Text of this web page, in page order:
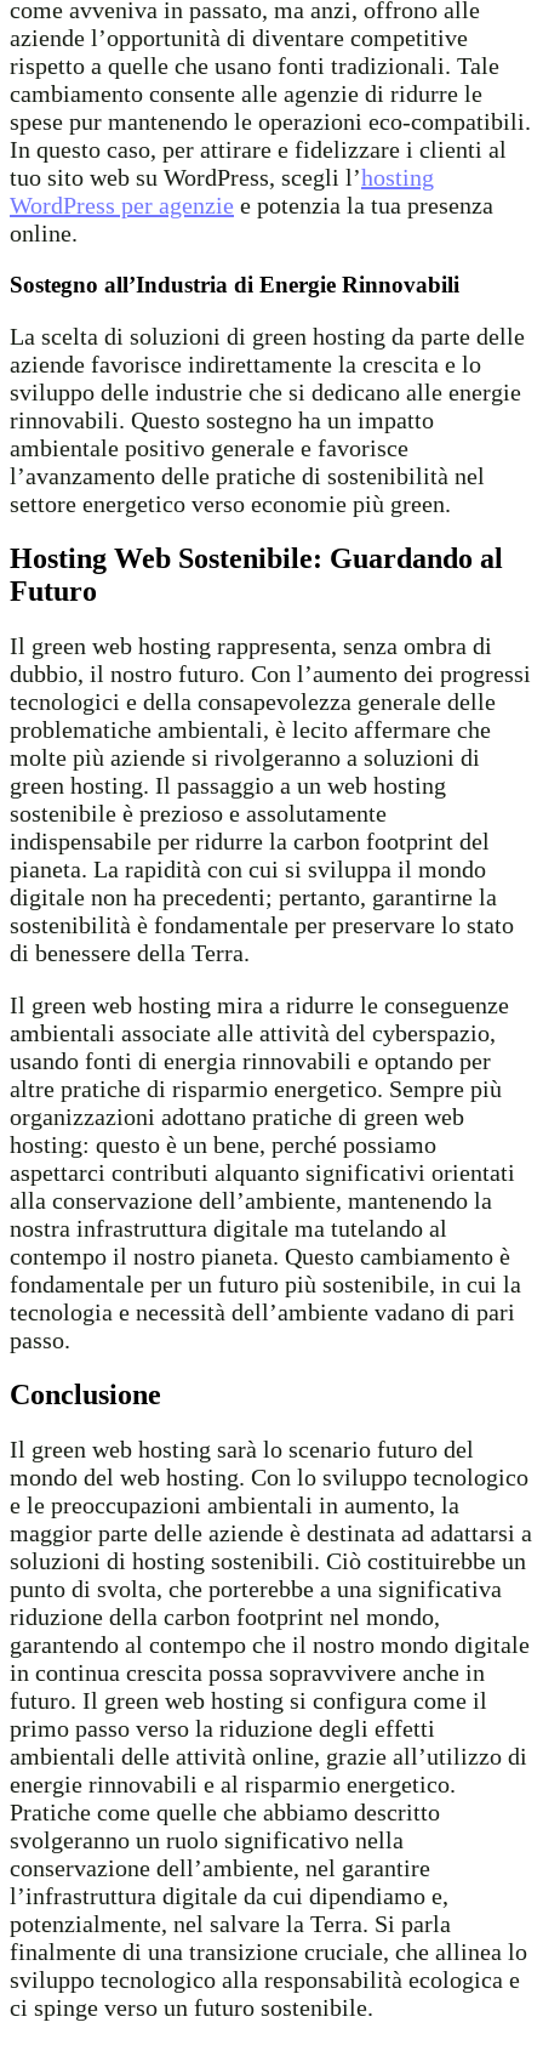
come avveniva in passato, ma anzi, offrono alle
aziende l’opportunità di diventare competitive
rispetto a quelle che usano fonti tradizionali. Tale
cambiamento consente alle agenzie di ridurre le
spese pur mantenendo le operazioni eco-compatibili.
In questo caso, per attirare e fidelizzare i clienti al
tuo sito web su WordPress, scegli l’hosting
WordPress per agenzie e potenzia la tua presenza
online.
Sostegno all’Industria di Energie Rinnovabili
La scelta di soluzioni di green hosting da parte delle
aziende favorisce indirettamente la crescita e lo
sviluppo delle industrie che si dedicano alle energie
rinnovabili. Questo sostegno ha un impatto
ambientale positivo generale e favorisce
l’avanzamento delle pratiche di sostenibilità nel
settore energetico verso economie più green.
Hosting Web Sostenibile: Guardando al
Futuro
Il green web hosting rappresenta, senza ombra di
dubbio, il nostro futuro. Con l’aumento dei progressi
tecnologici e della consapevolezza generale delle
problematiche ambientali, è lecito affermare che
molte più aziende si rivolgeranno a soluzioni di
green hosting. Il passaggio a un web hosting
sostenibile è prezioso e assolutamente
indispensabile per ridurre la carbon footprint del
pianeta. La rapidità con cui si sviluppa il mondo
digitale non ha precedenti; pertanto, garantirne la
sostenibilità è fondamentale per preservare lo stato
di benessere della Terra.
Il green web hosting mira a ridurre le conseguenze
ambientali associate alle attività del cyberspazio,
usando fonti di energia rinnovabili e optando per
altre pratiche di risparmio energetico. Sempre più
organizzazioni adottano pratiche di green web
hosting: questo è un bene, perché possiamo
aspettarci contributi alquanto significativi orientati
alla conservazione dell’ambiente, mantenendo la
nostra infrastruttura digitale ma tutelando al
contempo il nostro pianeta. Questo cambiamento è
fondamentale per un futuro più sostenibile, in cui la
tecnologia e necessità dell’ambiente vadano di pari
passo.
Conclusione
Il green web hosting sarà lo scenario futuro del
mondo del web hosting. Con lo sviluppo tecnologico
e le preoccupazioni ambientali in aumento, la
maggior parte delle aziende è destinata ad adattarsi a
soluzioni di hosting sostenibili. Ciò costituirebbe un
punto di svolta, che porterebbe a una significativa
riduzione della carbon footprint nel mondo,
garantendo al contempo che il nostro mondo digitale
in continua crescita possa sopravvivere anche in
futuro. Il green web hosting si configura come il
primo passo verso la riduzione degli effetti
ambientali delle attività online, grazie all’utilizzo di
energie rinnovabili e al risparmio energetico.
Pratiche come quelle che abbiamo descritto
svolgeranno un ruolo significativo nella
conservazione dell’ambiente, nel garantire
l’infrastruttura digitale da cui dipendiamo e,
potenzialmente, nel salvare la Terra. Si parla
finalmente di una transizione cruciale, che allinea lo
sviluppo tecnologico alla responsabilità ecologica e
ci spinge verso un futuro sostenibile.